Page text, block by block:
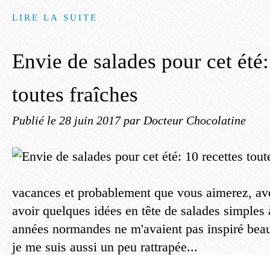
LIRE LA SUITE
Envie de salades pour cet
toutes fraîches
Publié le 28 juin 2017 par Docteur Chocolatine
vacances et probablement que vous aimerez,
avoir quelques idées en tête de salades simples
années normandes ne m'avaient pas inspiré
je me suis aussi un peu rattrapée...